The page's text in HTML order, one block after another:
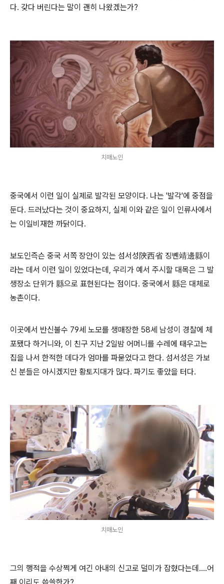
다. 갖다 버린다는 말이 괜히 나왔겠는가?
치매노인
중국에서 이런 일이 실제로 발각된 모양이다. 나는 '발각'에 중점을
둔다. 드러났다는 것이 중요하지, 실제 이와 같은 일이 인류사에서
는 이일비재한 까닭이다.
보도인즉슨 중국 서쪽 장안이 있는 섬서성陝西省 징볜靖邊縣이
라는 데서 이런 일이 있었다는데, 우리가 예서 주시할 대목은 그 발
생장소 단위가 縣으로 표현된다는 점이다. 중국에서 縣은 대체로
농촌이다.
이곳에서 반신불수 79세 노모를 생매장한 58세 남성이 경찰에 체
포됐다 하거니와, 이 친구 지난 2일밤 어머니를 수레에 태우고는
집을 나서 한적한 데다가 엄마를 파묻었다고 한다. 섬서성은 가보
신 분들은 아시겠지만 황토지대가 많다. 파기도 좋았을 터다.
치매노인
그의 행적을 수상쩍게 여긴 아내의 신고로 덜미가 잡혔다는데....어